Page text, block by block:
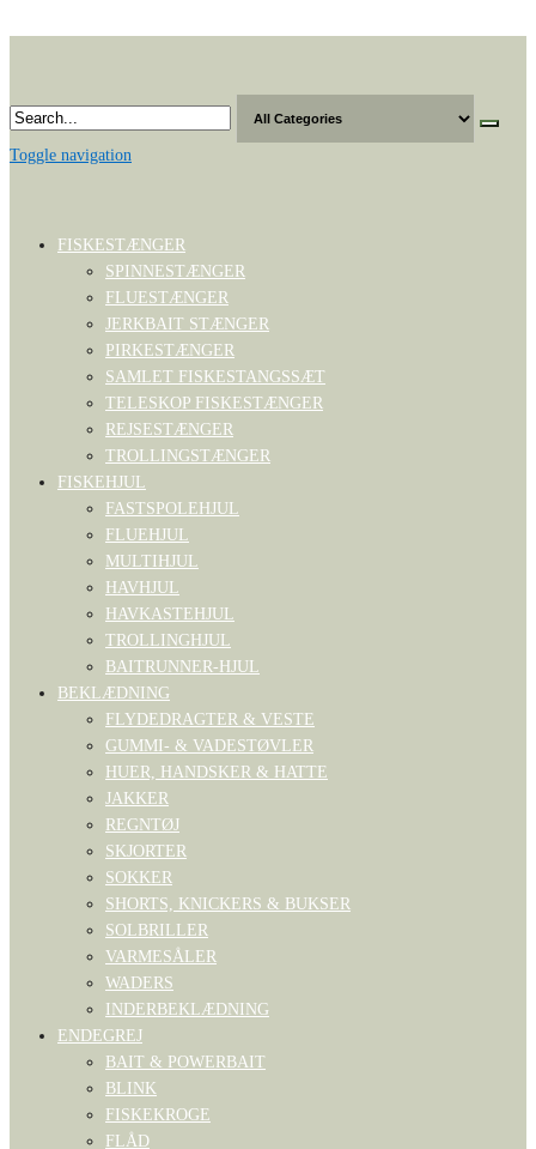
content
Toggle navigation
FISKESTÆNGER
SPINNESTÆNGER
FLUESTÆNGER
JERKBAIT STÆNGER
PIRKESTÆNGER
SAMLET FISKESTANGSSÆT
TELESKOP FISKESTÆNGER
REJSESTÆNGER
TROLLINGSTÆNGER
FISKEHJUL
FASTSPOLEHJUL
FLUEHJUL
MULTIHJUL
HAVHJUL
HAVKASTEHJUL
TROLLINGHJUL
BAITRUNNER-HJUL
BEKLÆDNING
FLYDEDRAGTER & VESTE
GUMMI- & VADESTØVLER
HUER, HANDSKER & HATTE
JAKKER
REGNTØJ
SKJORTER
SOKKER
SHORTS, KNICKERS & BUKSER
SOLBRILLER
VARMESÅLER
WADERS
INDERBEKLÆDNING
ENDEGREJ
BAIT & POWERBAIT
BLINK
FISKEKROGE
FLÅD